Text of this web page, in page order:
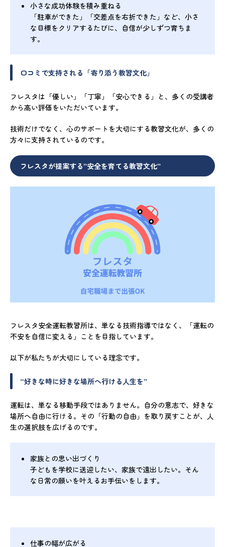
小さな成功体験を積み重ねる
「駐車ができた」「交差点を右折できた」など、小さ
な目標をクリアするたびに、自信が少しずつ育ちま
す。
口コミで支持される「寄り添う教習文化」
フレスタは「優しい」「丁寧」「安心できる」と、多くの受講者
から高い評価をいただいています。
技術だけでなく、心のサポートを大切にする教習文化が、多くの
方々に支持されているのです。
フレスタが提案する”安全を育てる教習文化”
フレスタ安全運転教習所は、単なる技術指導ではなく、「運転の
不安を自信に変える」ことを目指しています。
以下が私たちが大切にしている理念です。
“好きな時に好きな場所へ行ける人生を”
運転は、単なる移動手段ではありません。自分の意志で、好きな
場所へ自由に行ける。その「行動の自由」を取り戻すことが、人
生の選択肢を広げるのです。
家族との思い出づくり
子どもを学校に送迎したい、家族で遠出したい。そん
な日常の願いを叶えるお手伝いをします。
仕事の幅が広がる